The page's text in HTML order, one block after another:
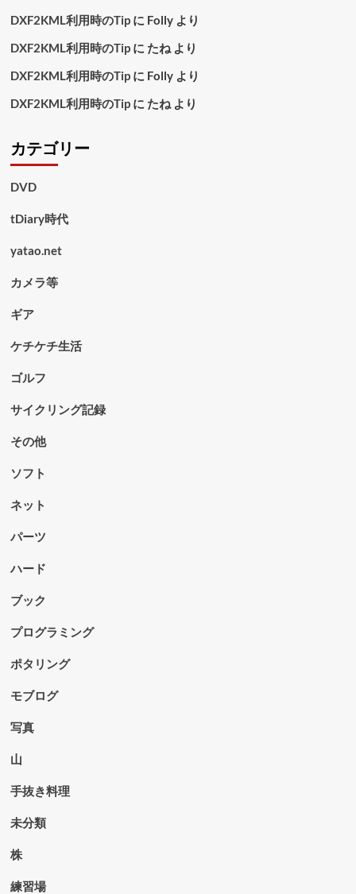
DXF2KML利用時のTipに Follyより
DXF2KML利用時のTipに たねより
DXF2KML利用時のTipに Follyより
DXF2KML利用時のTipに たねより
カテゴリー
DVD
tDiary時代
yatao.net
カメラ等
ギア
ケチケチ生活
ゴルフ
サイクリング記録
その他
ソフト
ネット
パーツ
ハード
ブック
プログラミング
ポタリング
モブログ
写真
山
手抜き料理
未分類
株
練習場